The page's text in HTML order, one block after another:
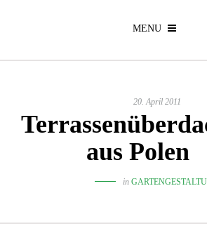
MENU
20. April 2011
aus Polen
in